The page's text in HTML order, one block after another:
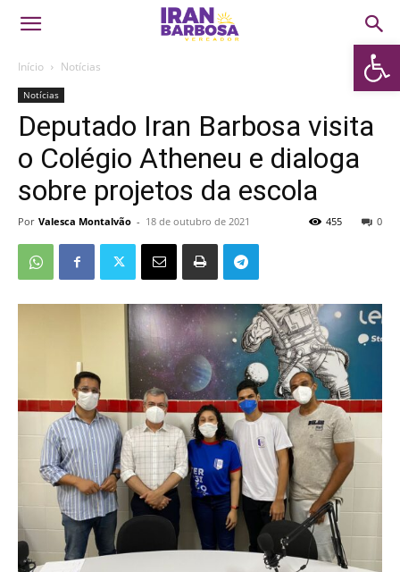
Abrir
Início Notícias
Notícias
Deputado Iran Barbosa visita
o Colégio Atheneu e dialoga
sobre projetos da escola
Por Valesca Montalvão - 18 de outubro de 2021 0
455